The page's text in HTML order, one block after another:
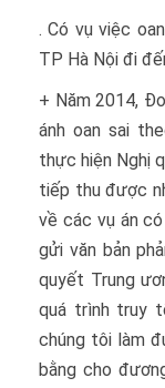
. Có vụ việc
TP Hà Nội đi
+ Năm 2014,
ánh oan sai
thực hiện Nghị
tiếp thu được
về các vụ án
gửi văn bản
quyết Trung
quá trình truy
chúng tôi làm
bằng cho